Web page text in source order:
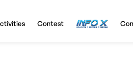
Contest InfoX